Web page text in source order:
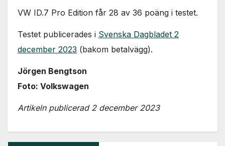
VW ID.7 Pro Edition får 28 av 36 poäng i testet.
Testet publicerades i Svenska Dagbladet 2
december 2023 (bakom betalvägg).
Jörgen Bengtson
Foto: Volkswagen
Artikeln publicerad 2 december 2023